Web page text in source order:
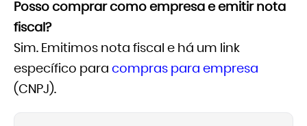
Posso comprar como empresa e emitir nota
fiscal?
Sim. Emitimos nota fiscal e há um link
específico para compras para empresa
(CNPJ).